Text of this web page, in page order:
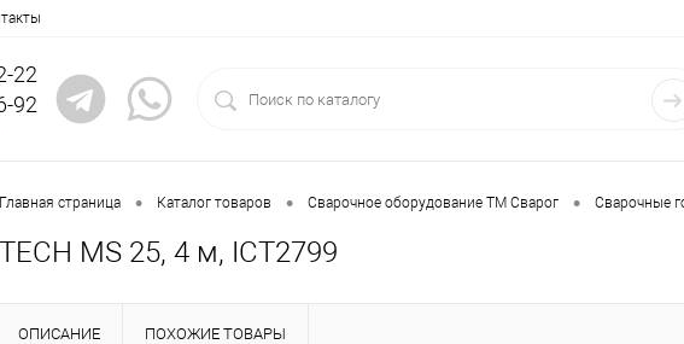
22
92
Главная страница • Каталог товаров • Сварочное оборудование ТМ Сварог • Сварочные
TECH MS 25, 4 м, ICT2799
ОПИСАНИЕ ПОХОЖИЕ ТОВАРЫ